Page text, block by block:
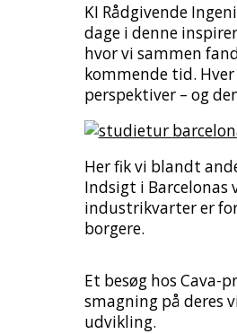
KI Rådgivende
dage i denne
hvor vi sammen
kommende tid.
perspektiver – og
Her fik vi blandt
Indsigt i
industrikvarter er
borgere.
Et besøg hos Cava-
smagning på deres
udvikling.